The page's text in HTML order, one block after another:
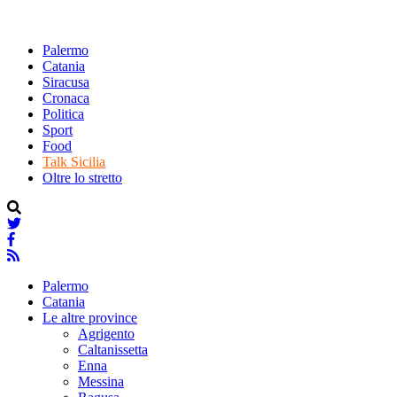
Palermo
Catania
Siracusa
Cronaca
Politica
Sport
Food
Talk Sicilia
Oltre lo stretto
Palermo
Catania
Le altre province
Agrigento
Caltanissetta
Enna
Messina